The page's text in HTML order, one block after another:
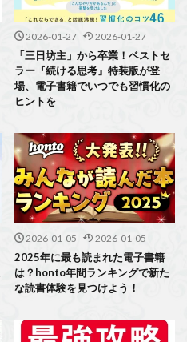
2026-01-27 2026-01-27
「三日坊主」から卒業！ベストセ
ラー『続ける思考』特装版が登
場、電子書籍でいつでも習慣化の
ヒントを
2026-01-05 2026-01-05
2025年に最も読まれた電子書籍
は？honto年間ランキングで新た
な読書体験を見つけよう！